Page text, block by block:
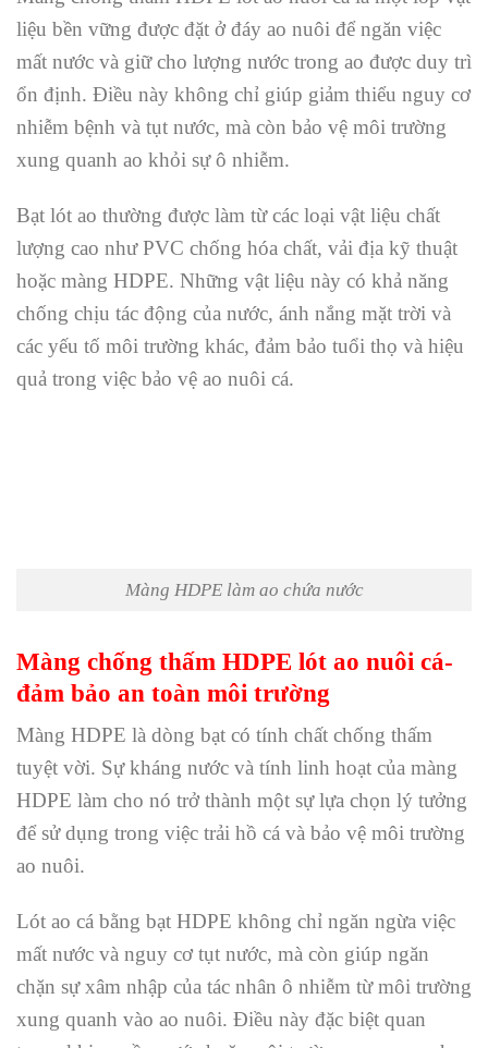
liệu bền vững được đặt ở đáy ao nuôi để ngăn việc
mất nước và giữ cho lượng nước trong ao được duy trì
ổn định. Điều này không chỉ giúp giảm thiểu nguy cơ
nhiễm bệnh và tụt nước, mà còn bảo vệ môi trường
xung quanh ao khỏi sự ô nhiễm.
Bạt lót ao thường được làm từ các loại vật liệu chất
lượng cao như PVC chống hóa chất, vải địa kỹ thuật
hoặc màng HDPE. Những vật liệu này có khả năng
chống chịu tác động của nước, ánh nắng mặt trời và
các yếu tố môi trường khác, đảm bảo tuổi thọ và hiệu
quả trong việc bảo vệ ao nuôi cá.
Màng HDPE làm ao chứa nước
Màng chống thấm HDPE lót ao nuôi cá-
đảm bảo an toàn môi trường
Màng HDPE là dòng bạt có tính chất chống thấm
tuyệt vời. Sự kháng nước và tính linh hoạt của màng
HDPE làm cho nó trở thành một sự lựa chọn lý tưởng
để sử dụng trong việc trải hồ cá và bảo vệ môi trường
ao nuôi.
Lót ao cá bằng bạt HDPE không chỉ ngăn ngừa việc
mất nước và nguy cơ tụt nước, mà còn giúp ngăn
chặn sự xâm nhập của tác nhân ô nhiễm từ môi trường
xung quanh vào ao nuôi. Điều này đặc biệt quan